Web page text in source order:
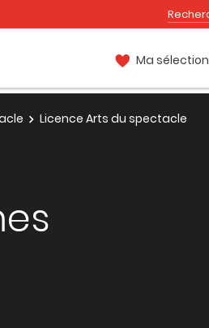
Ma sélection
Licence Arts du spectacle